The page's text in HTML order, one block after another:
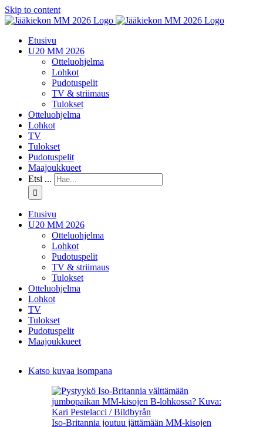
Skip to content
Etusivu
U20 MM 2026
Otteluohjelma
Lohkot
Pudotuspelit
TV & striimaus
Tulokset
Otteluohjelma
Lohkot
TV
Tulokset
Pudotuspelit
Maajoukkueet
Etsi ...
Etusivu
U20 MM 2026
Otteluohjelma
Lohkot
Pudotuspelit
TV & striimaus
Tulokset
Otteluohjelma
Lohkot
TV
Tulokset
Pudotuspelit
Maajoukkueet
Katso kuvaa isompana
Iso-Britannia joutuu jättämään MM-kisojen